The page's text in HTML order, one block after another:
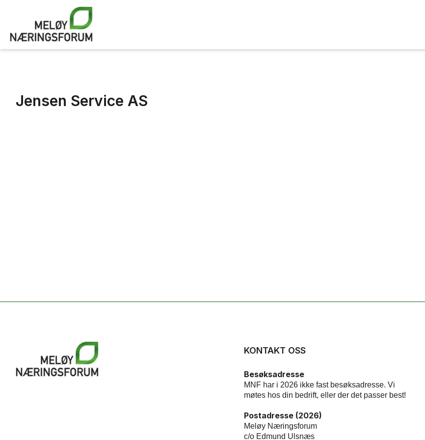
Jensen Service AS
KONTAKT OSS
Besøksadresse
MNF har i 2026 ikke fast besøksadresse. Vi
møtes hos din bedrift, eller der det passer best!
Postadresse (2026)
Meløy Næringsforum
c/o Edmund Ulsnæs